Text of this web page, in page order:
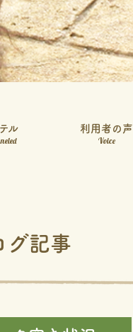
ル 利用者の声
Voice
グ記事